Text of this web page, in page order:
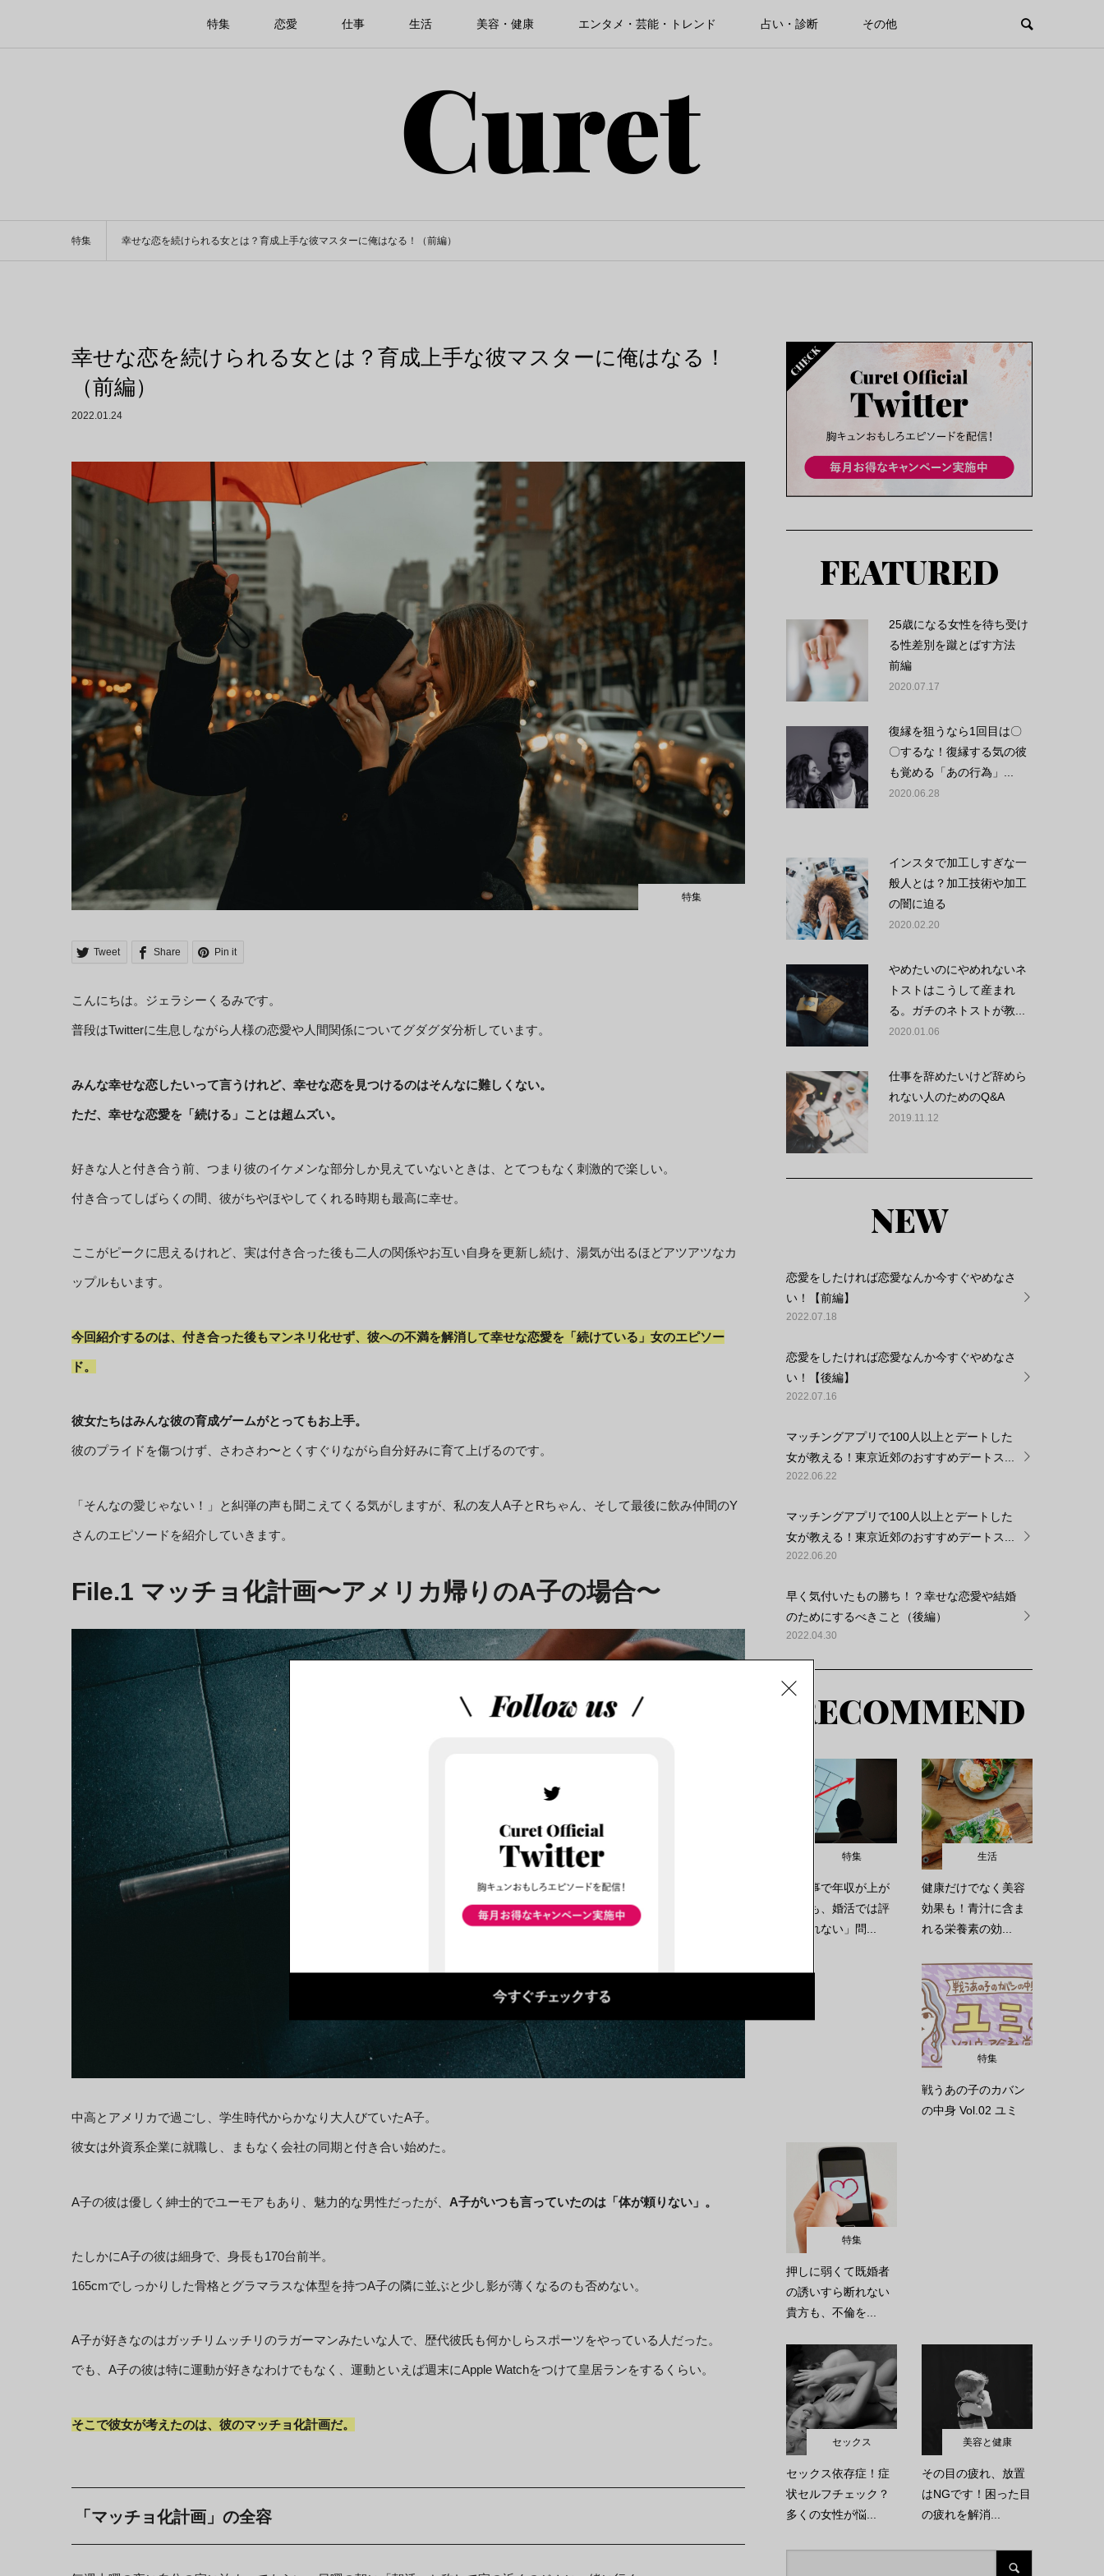
特集 恋愛 仕事 生活 美容・健康 エンタメ・芸能・トレンド 占い・診断 その他
特集 幸せな恋を続けられる女とは？育成上手な彼マスターに俺はなる！（前編）
幸せな恋を続けられる女とは？育成上手な彼マスターに俺はなる！
（前編）
2022.01.24
特集
Tweet Share Pin it
こんにちは。ジェラシーくるみです。
普段はTwitterに生息しながら人様の恋愛や人間関係についてグダグダ分析しています。
みんな幸せな恋したいって言うけれど、幸せな恋を見つけるのはそんなに難しくない。
ただ、幸せな恋愛を「続ける」ことは超ムズい。
好きな人と付き合う前、つまり彼のイケメンな部分しか見えていないときは、とてつもなく刺激的で楽しい。
付き合ってしばらくの間、彼がちやほやしてくれる時期も最高に幸せ。
ここがピークに思えるけれど、実は付き合った後も二人の関係やお互い自身を更新し続け、湯気が出るほどアツアツなカ
ップルもいます。
今回紹介するのは、付き合った後もマンネリ化せず、彼への不満を解消して幸せな恋愛を「続けている」女のエピソー
ド。
彼女たちはみんな彼の育成ゲームがとってもお上手。
彼のプライドを傷つけず、さわさわ〜とくすぐりながら自分好みに育て上げるのです。
「そんなの愛じゃない！」と糾弾の声も聞こえてくる気がしますが、私の友人A子とRちゃん、そして最後に飲み仲間のY
さんのエピソードを紹介していきます。
File.1 マッチョ化計画〜アメリカ帰りのA子の場合〜
中高とアメリカで過ごし、学生時代からかなり大人びていたA子。
彼女は外資系企業に就職し、まもなく会社の同期と付き合い始めた。
A子の彼は優しく紳士的でユーモアもあり、魅力的な男性だったが、 A子がいつも言っていたのは「体が頼りない」。
たしかにA子の彼は細身で、身長も170台前半。
165cmでしっかりした骨格とグラマラスな体型を持つA子の隣に並ぶと少し影が薄くなるのも否めない。
A子が好きなのはガッチリムッチリのラガーマンみたいな人で、歴代彼氏も何かしらスポーツをやっている人だった。
でも、A子の彼は特に運動が好きなわけでもなく、運動といえば週末にApple Watchをつけて皇居ランをするくらい。
そこで彼女が考えたのは、彼のマッチョ化計画だ。
「マッチョ化計画」の全容
FEATURED
25歳になる女性を待ち受け
る性差別を蹴とばす方法
前編
2020.07.17
復縁を狙うなら1回目は〇
〇するな！復縁する気の彼
も覚める「あの行為」...
2020.06.28
インスタで加工しすぎな一
般人とは？加工技術や加工
の闇に迫る
2020.02.20
やめたいのにやめれないネ
トストはこうして産まれ
る。ガチのネトストが教...
2020.01.06
仕事を辞めたいけど辞めら
れない人のためのQ&A
2019.11.12
NEW
恋愛をしたければ恋愛なんか今すぐやめなさ
い！【前編】
2022.07.18
恋愛をしたければ恋愛なんか今すぐやめなさ
い！【後編】
2022.07.16
マッチングアプリで100人以上とデートした
女が教える！東京近郊のおすすめデートス...
2022.06.22
マッチングアプリで100人以上とデートした
女が教える！東京近郊のおすすめデートス...
2022.06.20
早く気付いたもの勝ち！？幸せな恋愛や結婚
のためにするべきこと（後編）
2022.04.30
RECOMMEND
特集
「仕事で年収が上が
っても、婚活では評
価されない」問...
生活
健康だけでなく美容
効果も！青汁に含ま
れる栄養素の効...
特集
戦うあの子のカバン
の中身 Vol.02 ユミ
特集
押しに弱くて既婚者
の誘いすら断れない
貴方も、不倫を...
セックス
セックス依存症！症
状セルフチェック？
多くの女性が悩...
美容と健康
その目の疲れ、放置
はNGです！困った目
の疲れを解消...